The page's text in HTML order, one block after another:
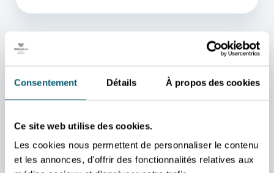
Consentement Détails À propos des cookies
Ce site web utilise des cookies.
Les cookies nous permettent de personnaliser le contenu
et les annonces, d'offrir des fonctionnalités relatives aux
VOS CONTACTS
Nos conseillers sont à
votre disposition pour